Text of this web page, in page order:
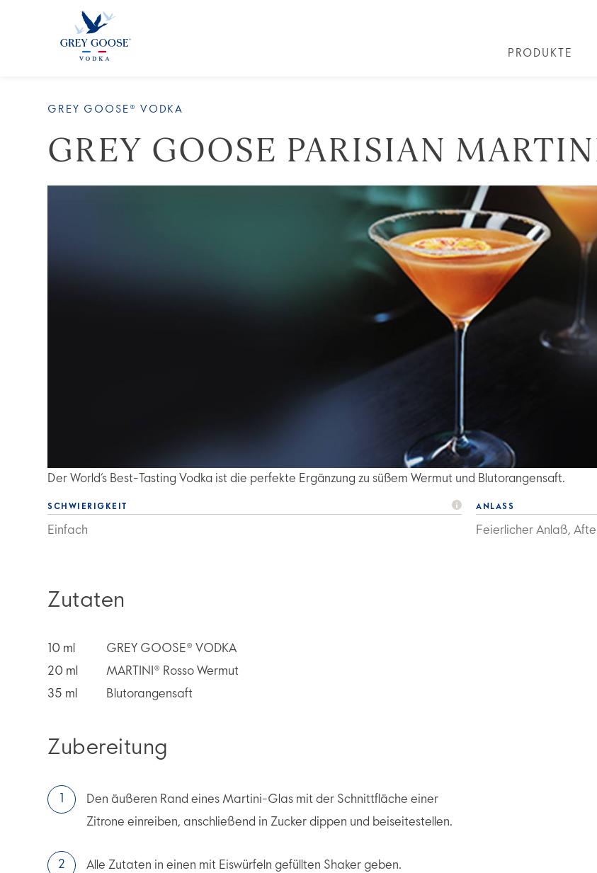
PRODUKTE
GREY GOOSE® VODKA
GREY GOOSE PARISIAN
Der World’s Best-Tasting Vodka ist die perfekte Ergänzung zu süßem Wermut und Blutorangensaft.
SCHWIERIGKEIT
Einfach
ANLASS
Feierlicher Anlaß,
Zutaten
10 ml
GREY GOOSE® VODKA
20 ml
MARTINI® Rosso Wermut
35 ml Blutorangensaft
Zubereitung
Den äußeren Rand eines Martini-Glas mit der Schnittfläche einer
Zitrone einreiben, anschließend in Zucker dippen und beiseitestellen.
Alle Zutaten in einen mit Eiswürfeln gefüllten Shaker geben.